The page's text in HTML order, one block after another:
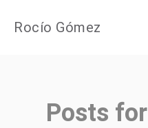
Rocío Gómez
Posts for